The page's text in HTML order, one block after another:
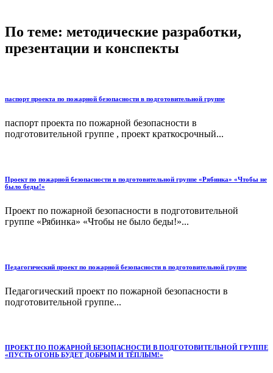
По теме: методические разработки,
презентации и конспекты
паспорт проекта по пожарной безопасности в подготовительной группе
паспорт проекта по пожарной безопасности в
подготовительной группе , проект краткосрочный...
Проект по пожарной безопасности в подготовительной группе «Рябинка» «Чтобы не
было беды!»
Проект по пожарной безопасности в подготовительной
группе «Рябинка» «Чтобы не было беды!»...
Педагогический проект по пожарной безопасности в подготовительной группе
Педагогический проект по пожарной безопасности в
подготовительной группе...
ПРОЕКТ ПО ПОЖАРНОЙ БЕЗОПАСНОСТИ В ПОДГОТОВИТЕЛЬНОЙ ГРУППЕ
«ПУСТЬ ОГОНЬ БУДЕТ ДОБРЫМ И ТЁПЛЫМ!»